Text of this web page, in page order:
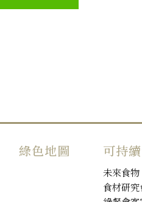
綠色地圖 可持
未來食物
食材研究